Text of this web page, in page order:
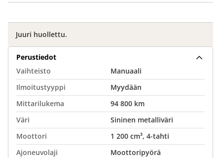
Juuri huollettu.
Perustiedot
Vaihteisto
Manuaali
Ilmoitustyyppi
Myydään
Mittarilukema
94 800 km
Väri
Sininen metalliväri
Moottori
1 200 cm³, 4-tahti
Ajoneuvolaji
Moottoripyörä